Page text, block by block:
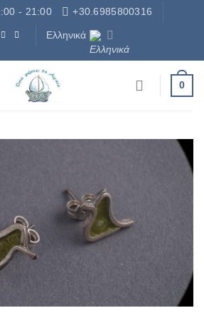
- 21:00 +30.6985800316
Ελληνικά
Μεταφορικά - Free Shipping
0